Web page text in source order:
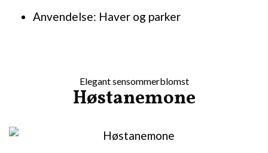
Anvendelse: Haver og parker
Elegant sensommerblomst
Høstanemone